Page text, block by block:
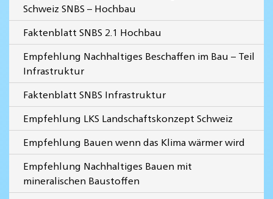
Schweiz SNBS – Hochbau
Faktenblatt SNBS 2.1 Hochbau
Empfehlung Nachhaltiges Beschaffen im Bau – Teil
Infrastruktur
Faktenblatt SNBS Infrastruktur
Empfehlung LKS Landschaftskonzept Schweiz
Empfehlung Bauen wenn das Klima wärmer wird
Empfehlung Nachhaltiges Bauen mit
mineralischen Baustoffen